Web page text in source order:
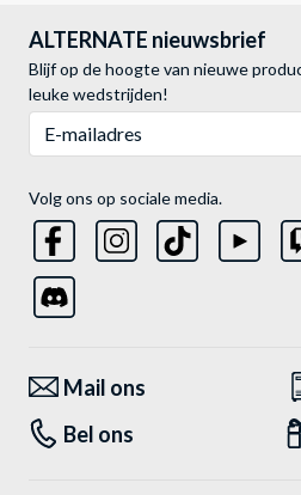
ALTERNATE nieuwsbrief
Blijf op de hoogte van nieuwe
leuke wedstrijden!
Volg ons op sociale media.
Mail ons
Bel ons